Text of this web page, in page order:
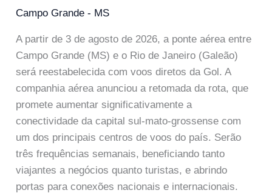
Campo Grande - MS
A partir de 3 de agosto de 2026, a ponte aérea entre
Campo Grande (MS) e o Rio de Janeiro (Galeão)
será reestabelecida com voos diretos da Gol. A
companhia aérea anunciou a retomada da rota, que
promete aumentar significativamente a
conectividade da capital sul-mato-grossense com
um dos principais centros de voos do país. Serão
três frequências semanais, beneficiando tanto
viajantes a negócios quanto turistas, e abrindo
portas para conexões nacionais e internacionais.